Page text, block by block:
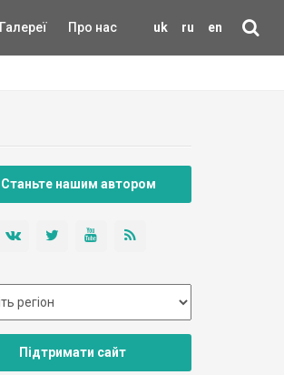
uk ru en
Галереї Про нас
Станьте нашим автором
Підтримати сайт